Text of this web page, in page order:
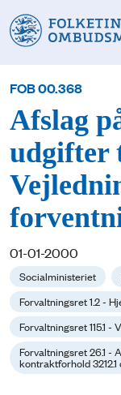
FOB 00.368
Afslag
udgifter
01-01-2000
Socialministeriet
Forvaltningsret 1.2 -
Forvaltningsret 115.1 -
Forvaltningsret 26.1 -
kontraktforhold 3212.1